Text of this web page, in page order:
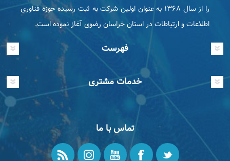
را از سال ۱۳۶۸ به عنوان اولین شرکت به ثبت رسیده حوزه فناوری
اطلاعات و ارتباطات در استان خراسان رضوی آغاز نموده است.
فهرست
خدمات مشتری
تماس با ما